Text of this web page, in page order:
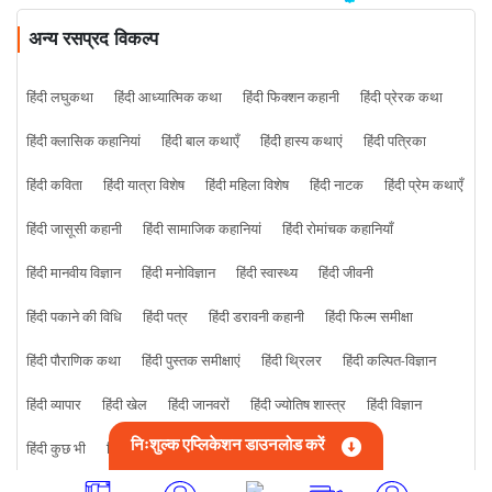
अन्य रसप्रद विकल्प
हिंदी लघुकथा हिंदी आध्यात्मिक कथा हिंदी फिक्शन कहानी
हिंदी प्रेरक कथा
हिंदी क्लासिक कहानियां
हिंदी बाल कथाएँ हिंदी हास्य कथाएं
हिंदी पत्रिका
हिंदी कविता
हिंदी यात्रा विशेष हिंदी महिला विशेष हिंदी नाटक
हिंदी प्रेम कथाएँ
हिंदी जासूसी कहानी
हिंदी सामाजिक कहानियां
हिंदी रोमांचक कहानियाँ
हिंदी मानवीय विज्ञान
हिंदी मनोविज्ञान हिंदी स्वास्थ्य
हिंदी जीवनी
हिंदी पकाने की विधि
हिंदी पत्र हिंदी डरावनी कहानी
हिंदी फिल्म समीक्षा
हिंदी पौराणिक कथा
हिंदी पुस्तक समीक्षाएं हिंदी थ्रिलर
हिंदी कल्पित-विज्ञान
हिंदी व्यापार
हिंदी खेल हिंदी जानवरों हिंदी ज्योतिष शास्त्र
हिंदी विज्ञान
हिंदी कुछ भी
हिंदी क्राइम कहानी
निःशुल्क एप्लिकेशन डाउनलोड करें